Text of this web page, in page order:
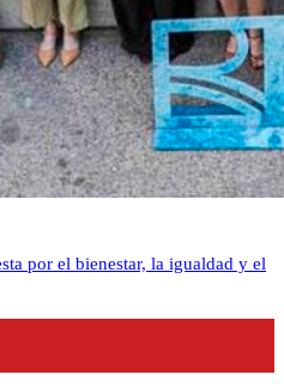
por el bienestar, la igualdad y el